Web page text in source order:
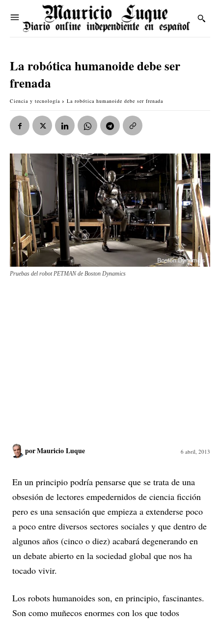
La robótica humanoide debe ser
frenada
Ciencia y tecnología La robótica humanoide debe ser frenada
Pruebas del robot PETMAN de Boston Dynamics
porMauricio Luque 6 abril, 2013
En un principio podría pensarse que se trata de una
obsesión de lectores empedernidos de ciencia ficción
pero es una sensación que empieza a extenderse poco
a poco entre diversos sectores sociales y que dentro de
algunos años (cinco o diez) acabará degenerando en
un debate abierto en la sociedad global que nos ha
tocado vivir.
Los robots humanoides son, en principio, fascinantes.
Son como muñecos enormes con los que todos